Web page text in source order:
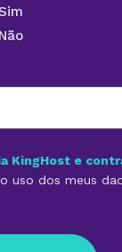
Sim
Não
KingHost e
uso dos meus